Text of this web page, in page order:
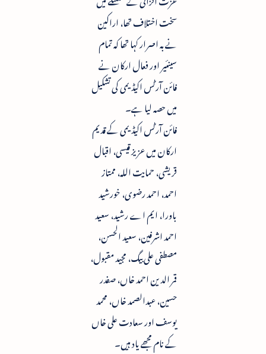
سخت اختلاف تھا، اراکین
نے بہ اصرار کہا تھا کہ تمام
سینئیر اور فعال ارکان نے
فائن آرٹس اکیڈیمی کی تشکیل
میں حصہ لیا ہے۔
فائن آرٹس اکیڈیمی کے قدیم
ارکان میں عزیز قیسی، اقبال
قریشی، حمایت اللہ، ممتاز
احمد، احمد رضوی، خورشید
باورا، ایم اے رشید، سعید
احمد اشرفین، سعید الحسن،
مصطفی علی بیگ، مجید مقبول،
قمر الدین احمد خاں، صفدر
حسین، عبدالصمد خاں، محمد
یوسف اور سعادت علی خاں
کے نام مجھے یاد ہیں۔